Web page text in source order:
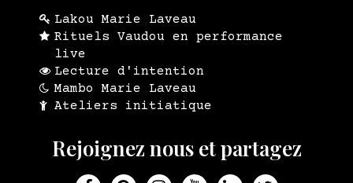
Lakou Marie Laveau
Rituels Vaudou en performance
live
Lecture d'intention
Mambo Marie Laveau
Ateliers initiatique
Rejoignez nous et partagez